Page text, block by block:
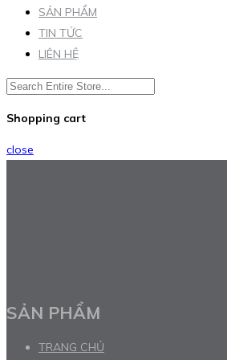
SẢN PHẨM
TIN TỨC
LIÊN HỆ
Shopping cart
close
SẢN PHẨM
TRANG CHỦ